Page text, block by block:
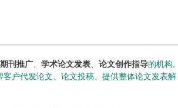
刊推广 学术论文发表 论文创作指导的机构,
户代发论文、论文投稿、提供整体论文发表解